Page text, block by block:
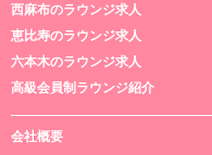
西麻布のラウンジ求人
恵比寿のラウンジ求人
六本木のラウンジ求人
高級会員制ラウンジ紹介
会社概要